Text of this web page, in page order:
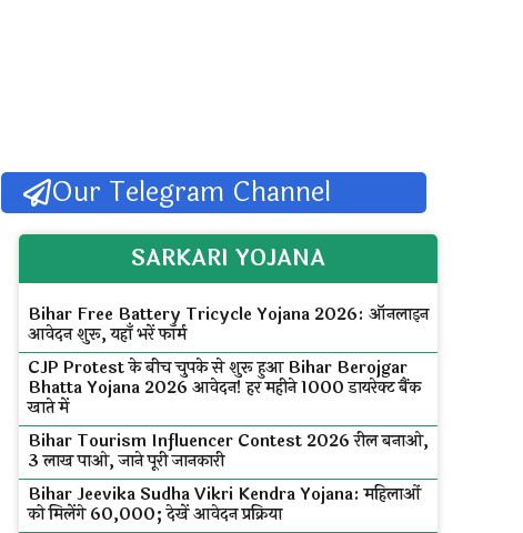
Our Telegram Channel
SARKARI YOJANA
Bihar Free Battery Tricycle Yojana 2026: ऑनलाइन
आवेदन शुरू, यहाँ भरें फॉर्म
CJP Protest के बीच चुपके से शुरू हुआ Bihar Berojgar
Bhatta Yojana 2026 आवेदन! हर महीने ₹1000 डायरेक्ट बैंक
खाते में
Bihar Tourism Influencer Contest 2026 रील बनाओ,
₹3 लाख पाओ, जाने पूरी जानकारी
Bihar Jeevika Sudha Vikri Kendra Yojana: महिलाओं
को मिलेंगे ₹60,000; देखें आवेदन प्रक्रिया